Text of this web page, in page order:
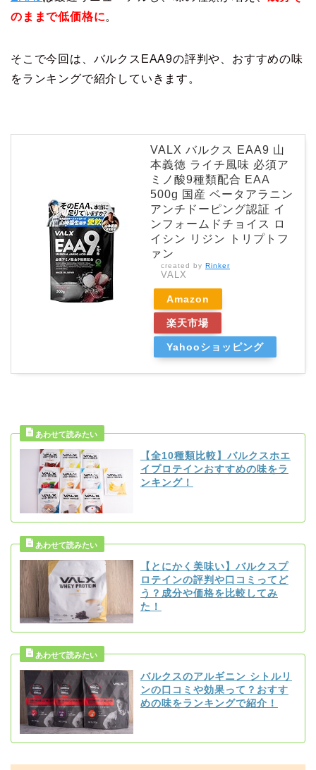
のままで低価格に。
そこで今回は、バルクスEAA9の評判や、おすすめの味
をランキングで紹介していきます。
VALX バルクス EAA9 山
本義徳 ライチ風味 必須ア
ミノ酸9種類配合 EAA
500g 国産 ベータアラニン
アンチドーピング認証 イ
ンフォームドチョイス ロ
イシン リジン トリプトフ
ァン
created by Rinker
VALX
Amazon
楽天市場
Yahooショッピング
【全10種類比較】バルクスホエ
イプロテインおすすめの味をラ
ンキング！
【とにかく美味い】バルクスプ
ロテインの評判や口コミってど
う？成分や価格を比較してみ
た！
バルクスのアルギニン シトルリ
ンの口コミや効果って？おすす
めの味をランキングで紹介！